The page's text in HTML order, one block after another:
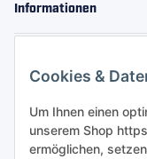
Cookies &
Um Ihnen einen
unserem Shop
ermöglichen,
Informationen
Sicher bestellen